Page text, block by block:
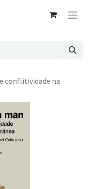
e conflitividade na